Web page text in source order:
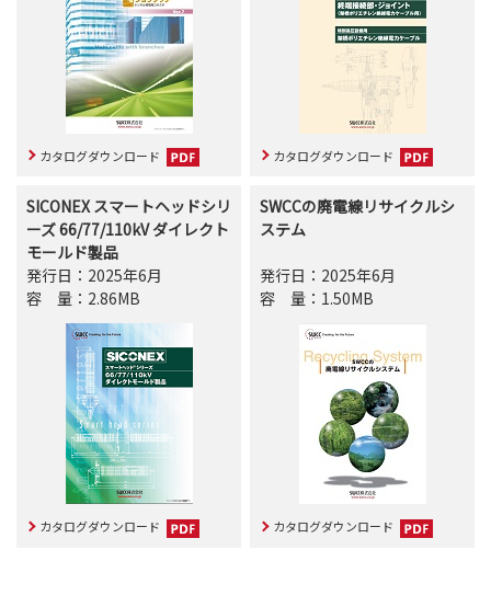
カタログダウンロード カタログダウンロード
SICONEX スマートヘッドシリ
ーズ 66/77/110kV ダイレクト
モールド製品
発行日：2025年6月
容量：2.86MB
カタログダウンロード
SWCCの廃電線リサイクルシ
ステム
発行日：2025年6月
容量：1.50MB
カタログダウンロード